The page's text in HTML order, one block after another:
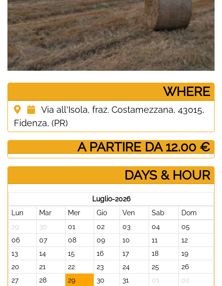
­WHERE
Via all'Isola, fraz. Costamezzana, 43015,
Fidenza, (PR)
­ A PARTIRE DA 12.00 €
DAYS & HOUR
Luglio-2026
Lun
Mar Mer Gio Ven Sab
Dom
29
30 01 02 03 04
05
06
07 08 09 10 11
12
13
14 15 16 17 18
19
20
21 22 23 24 25
26
27
28 29 30 31 01 02